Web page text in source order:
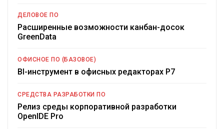
ДЕЛОВОЕ ПО
Расширенные возможности канбан-досок
GreenData
ОФИСНОЕ ПО (БАЗОВОЕ)
BI-инструмент в офисных редакторах Р7
СРЕДСТВА РАЗРАБОТКИ ПО
Релиз среды корпоративной разработки
OpenIDE Pro